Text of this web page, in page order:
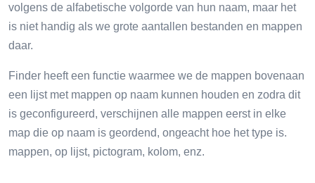
volgens de alfabetische volgorde van hun naam, maar het
is niet handig als we grote aantallen bestanden en mappen
daar.
Finder heeft een functie waarmee we de mappen bovenaan
een lijst met mappen op naam kunnen houden en zodra dit
is geconfigureerd, verschijnen alle mappen eerst in elke
map die op naam is geordend, ongeacht hoe het type is.
mappen, op lijst, pictogram, kolom, enz.